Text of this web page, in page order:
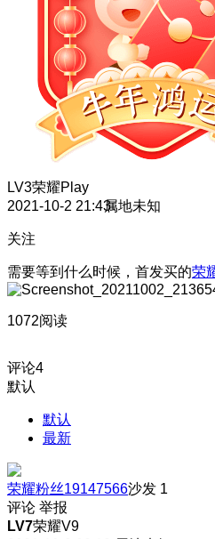
LV3荣耀Play
2021-10-2 21:43属地未知
关注
需要等到什么时候，首发买的荣
1072阅读
评论4
默认
默认
最新
荣耀粉丝19147566沙发 1
评论 举报
LV7荣耀V9